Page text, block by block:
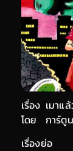
เรื่อง เมาแ
การ์
โดย
เรื่องย่อ